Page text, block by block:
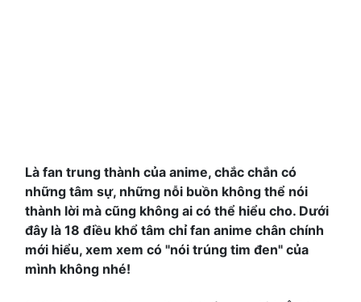
Là fan trung thành của anime, chắc chắn có
những tâm sự, những nỗi buồn không thể nói
thành lời mà cũng không ai có thể hiểu cho. Dưới
đây là 18 điều khổ tâm chỉ fan anime chân chính
mới hiểu, xem xem có "nói trúng tim đen" của
mình không nhé!